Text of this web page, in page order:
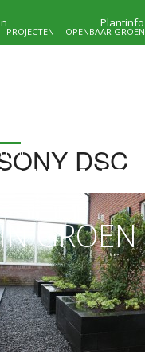
GROEN
OPENBAAR GROEN
PROJECTEN
Plantinfo
DSC